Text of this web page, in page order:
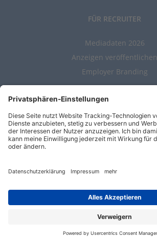
FÜR RECRUITER
Mediadaten 2026
Anzeigen veröffentlichen
Employer Branding
ALLGEMEIN
Kontakt
AGBs
Entwickelt durchJobiqo